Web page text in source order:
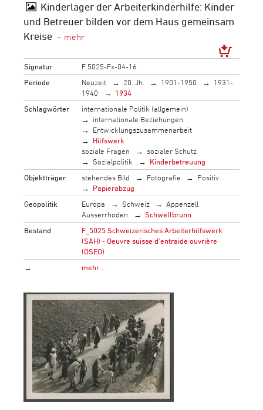
Kinderlager der Arbeiterkinderhilfe: Kinder
und Betreuer bilden vor dem Haus gemeinsam
Kreise
Signatur
F 5025-Fx-04-16
Periode
Neuzeit 20. Jh. 1901-1950
1931-
1940
1934
Schlagwörter
internationale Politik (allgemein)
internationale Beziehungen
Entwicklungszusammenarbeit
Hilfswerk
soziale Fragen
sozialer Schutz
Sozialpolitik
Kinderbetreuung
Objektträger
stehendes Bild Fotografie
Positiv
Papierabzug
Geopolitik
Europa Schweiz
Appenzell
Ausserrhoden
Schwellbrunn
Bestand
F_5025 Schweizerisches Arbeiterhilfswerk
(SAH) - Oeuvre suisse d'entraide ouvrière
(OSEO)
→
mehr…